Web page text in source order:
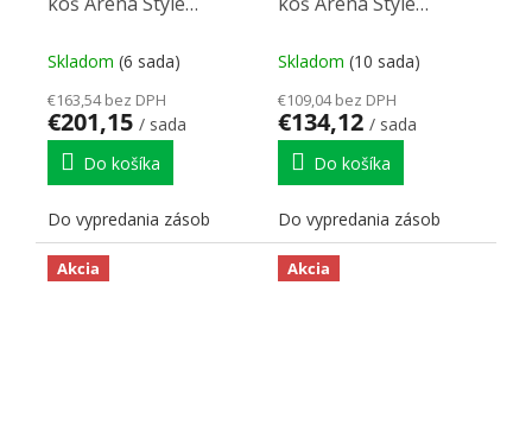
Skladom (6 sada)
€163,54 bez DPH
€201,15 / sada
Do košíka
Do vypredania zásob
Skladom (10 sada)
€109,04 bez DPH
€134,12 / sada
Do košíka
Do vypredania zásob
Akcia Akcia